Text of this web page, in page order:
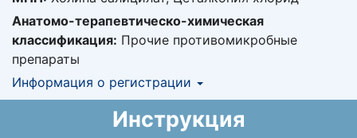
Анатомо-терапевтическо-химическая
классификация: Прочие противомикробные
препараты
Информация о регистрации
Информация о регистрации в РК:06.11.2017 -
Инструкция